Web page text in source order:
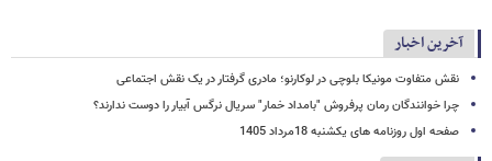
آخرین اخبار
نقش متفاوت مونیکا بلوچی در لوکارنو؛ مادری گرفتار در یک نقش اجتماعی
چرا خوانندگان رمان پرفروش "بامداد خمار" سریال نرگس آبیار را دوست ندارند؟
صفحه اول روزنامه های یکشنبه 18مرداد 1405